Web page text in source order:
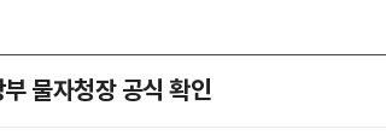
물자청장 공식 확인